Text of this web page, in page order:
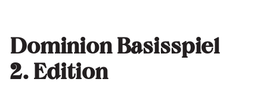
Edition
Menge
Dominion Basisspiel
2. Edition